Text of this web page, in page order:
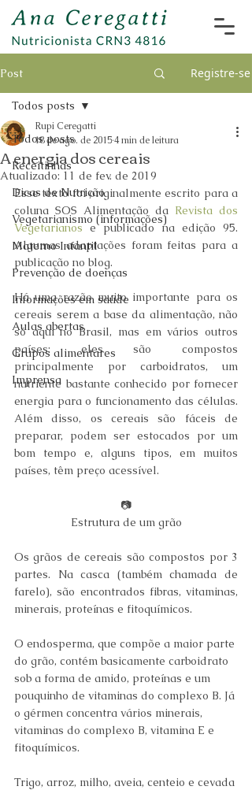
Post Registre-se
Todos posts
Receitinhas
Dicas de Nutrição
Vegetarianismo (informações)
Materno Infantil
Prevenção de doenças
Informações em saúde
Aulas abertas
Grupos alimentares
Imprensa
Todos posts
A energia dos cereais
Rupi Ceregatti
18 de ago. de 20154 min de leitura
Atualizado: 11 de fev. de 2019
Esse texto foi originalmente escrito para a
coluna SOS Alimentação da Revista dos
Vegetarianos e publicado na edição 95.
Algumas adaptações foram feitas para a
publicação no blog.
Há uma razão muito importante para os
cereais serem a base da alimentação, não
só aqui no Brasil, mas em vários outros
países: eles são compostos
principalmente por carboidratos, um
nutriente bastante conhecido por fornecer
energia para o funcionamento das células.
Além disso, os cereais são fáceis de
preparar, podem ser estocados por um
bom tempo e, alguns tipos, em muitos
países, têm preço acessível.
📷
Estrutura de um grão
Os grãos de cereais são compostos por 3
partes. Na casca (também chamada de
farelo), são encontrados fibras, vitaminas,
minerais, proteínas e fitoquímicos.
O endosperma, que compõe a maior parte
do grão, contém basicamente carboidrato
sob a forma de amido, proteínas e um
pouquinho de vitaminas do complexo B. Já
o gérmen concentra vários minerais,
vitaminas do complexo B, vitamina E e
fitoquímicos.
Trigo, arroz, milho, aveia, centeio e cevada